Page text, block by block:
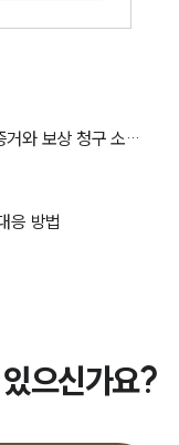
피해보상청구 진행하는 방법, 정신적 피해 증거와 보상 청구 소송 전략
응 방법
으신가요?